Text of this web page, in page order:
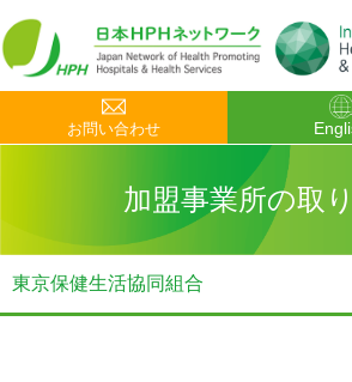
お問い合わせ
加盟事業所の取
東京保健生活協同組合